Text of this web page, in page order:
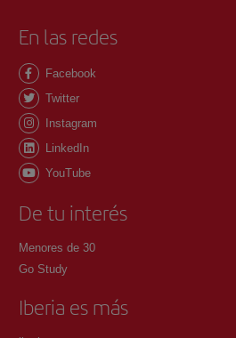
En las redes
Facebook
Twitter
Instagram
LinkedIn
YouTube
De tu interés
Menores de 30
Go Study
Iberia es más